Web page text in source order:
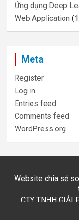
Ứng dụng Deep
Web Application
Meta
Register
Log in
Entries feed
Comments feed
WordPress.org
Website chia sẻ
CTY TNHH GIẢI